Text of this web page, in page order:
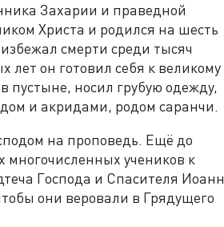
Захарии и праведной
Христа и родился на шесть
смерти среди тысяч
он готовил себя к великому
носил грубую одежду,
и акридами, родом саранчи.
на проповедь. Ещё до
многочисленных учеников к
Господа и Спасителя Иоанн
они веровали в Грядущего